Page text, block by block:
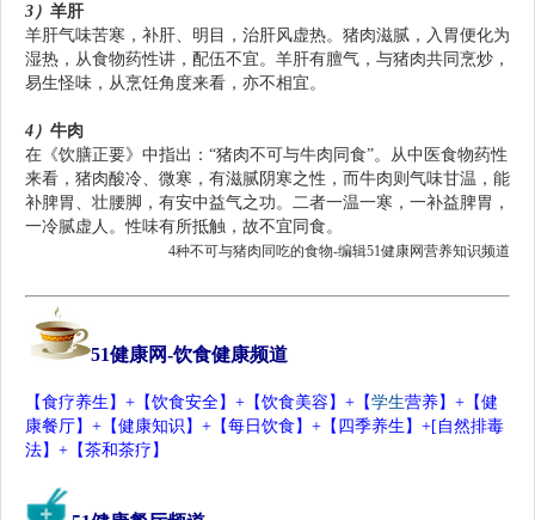
3） 羊肝
羊肝气味苦寒，补肝、明目，治肝风虚热。猪肉滋腻，入胃便化为
湿热，从食物药性讲，配伍不宜。羊肝有膻气，与猪肉共同烹炒，
易生怪味，从烹饪角度来看，亦不相宜。
4） 牛肉
在《饮膳正要》中指出：“猪肉不可与牛肉同食”。从中医食物药性
来看，猪肉酸冷、微寒，有滋腻阴寒之性，而牛肉则气味甘温，能
补脾胃、壮腰脚，有安中益气之功。二者一温一寒，一补益脾胃，
一冷腻虚人。性味有所抵触，故不宜同食。
4种不可与猪肉同吃的食物-编辑51健康网营养知识频道
51健康网-饮食健康频道
【食疗养生 】+【饮食安全】+【饮食美容 】+【学生营养】+【健
康餐厅】+【健康知识 】+【每日饮食 】+【 四季养生 】+[ 自然排毒
法】+【茶和茶疗 】